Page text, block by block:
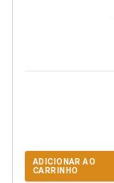
ADICIONAR AO
CARRINHO